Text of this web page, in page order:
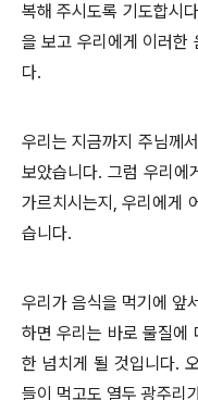
복해 주시도록 기도합시
을 보고 우리에게 이러한
다.
우리는 지금까지 주님께
보았습니다. 그럼 우리에
가르치시는지, 우리에게
습니다.
우리가 음식을 먹기에 앞
하면 우리는 바로 물질에
한 넘치게 될 것입니다.
들이 먹고도 열두 광주리